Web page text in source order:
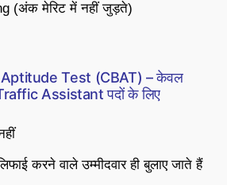
(अंक मेरिट में नहीं जुड़ते)
Test (CBAT) – केवल
Assistant पदों के लिए
करने वाले उम्मीदवार ही बुलाए जाते हैं